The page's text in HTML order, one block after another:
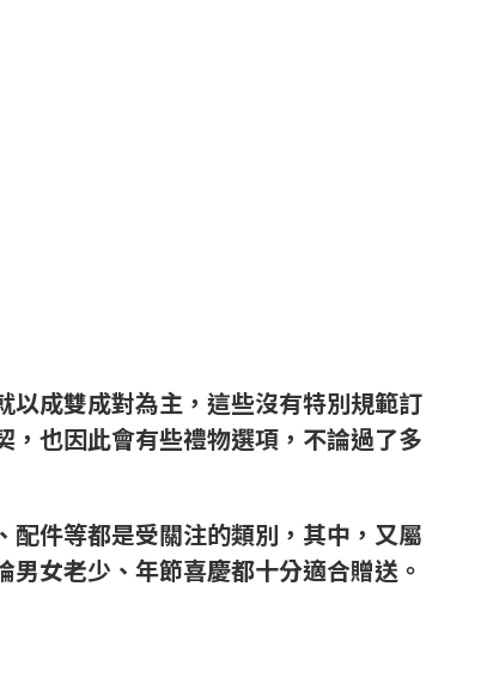
成雙成對為主，這些沒有特別規範訂
也因此會有些禮物選項，不論過了多
件等都是受關注的類別，其中，又屬
女老少、年節喜慶都十分適合贈送。